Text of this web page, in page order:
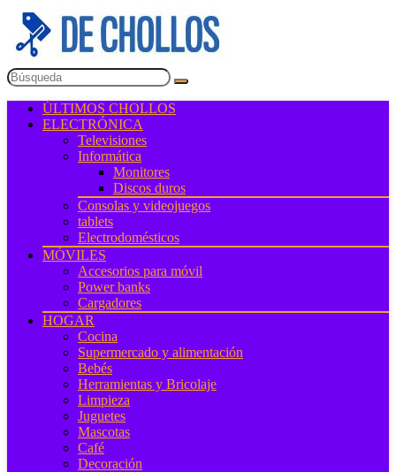
ÚLTIMOS CHOLLOS
ELECTRÓNICA
Televisiones
Informática
Monitores
Discos duros
Consolas y videojuegos
tablets
Electrodomésticos
MÓVILES
Accesorios para móvil
Power banks
Cargadores
HOGAR
Cocina
Supermercado y alimentación
Bebés
Herramientas y Bricolaje
Limpieza
Juguetes
Mascotas
Café
Decoración